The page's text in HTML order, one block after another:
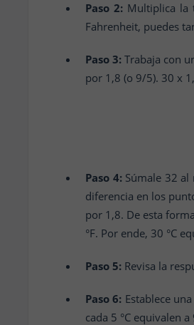
Paso 2: Multiplica la
Fahrenheit, puedes
Paso 3: Trabaja con
por 1,8 (o 9/5). 30 x
Paso 4: Súmale 32 al
diferencia en los
por 1,8. De esta
°F. Por ende, 30 °C
Paso 5: Revisa la
Paso 6: Establece
cada 5 °C equivalen a